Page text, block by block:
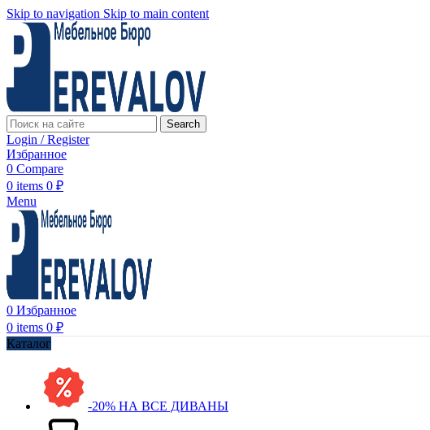
Skip to navigation Skip to main content
Search
Login / Register
Избранное
0 Compare
0 items 0 ₽
Menu
0 Избранное
0 items 0 ₽
Каталог
-20% НА ВСЕ ДИВАНЫ